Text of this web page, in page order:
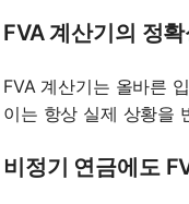
FVA 계산기의 정
FVA 계산기는 올바른
이는 항상 실제 상황을
비정기 연금에도